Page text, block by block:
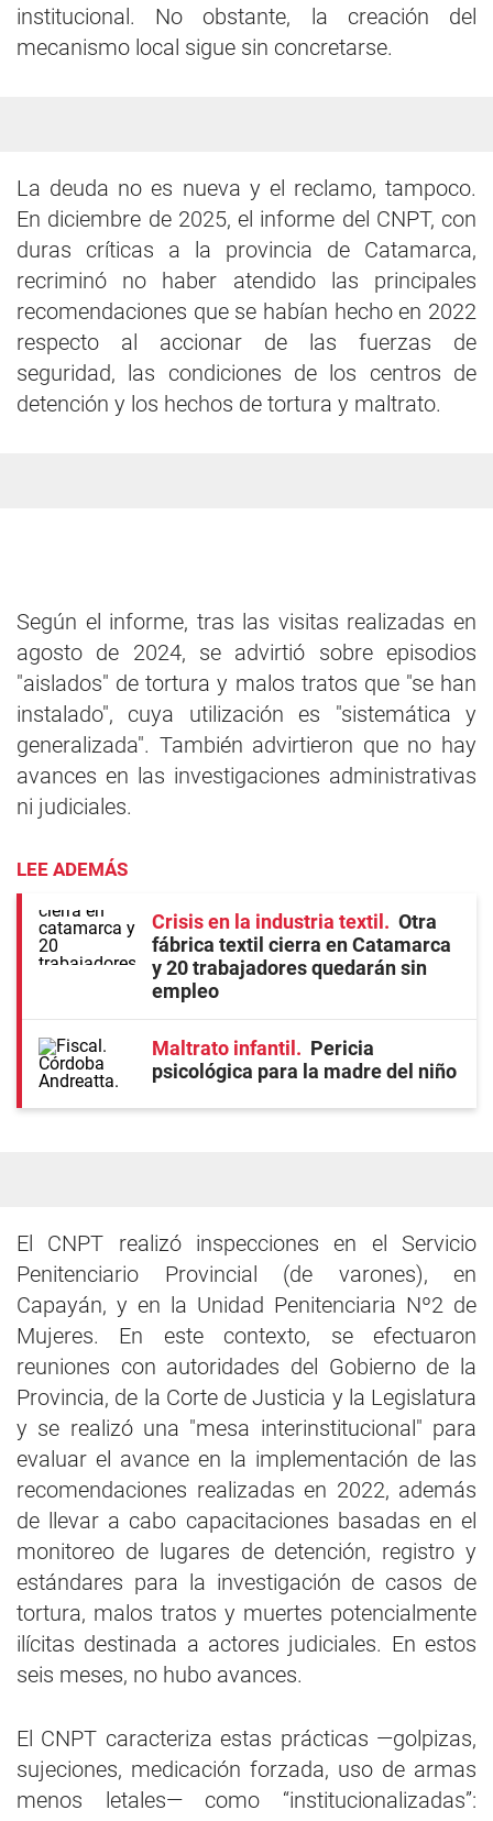
institucional. No obstante, la creación del
mecanismo local sigue sin concretarse.
La deuda no es nueva y el reclamo, tampoco.
En diciembre de 2025, el informe del CNPT, con
duras críticas a la provincia de Catamarca,
recriminó no haber atendido las principales
recomendaciones que se habían hecho en 2022
respecto al accionar de las fuerzas de
seguridad, las condiciones de los centros de
detención y los hechos de tortura y maltrato.
Según el informe, tras las visitas realizadas en
agosto de 2024, se advirtió sobre episodios
"aislados" de tortura y malos tratos que "se han
instalado", cuya utilización es "sistemática y
generalizada". También advirtieron que no hay
avances en las investigaciones administrativas
ni judiciales.
LEE ADEMÁS
Crisis en la industria textil
Otra
fábrica textil cierra en Catamarca
y 20 trabajadores quedarán sin
empleo
Maltrato infantil
Pericia
psicológica para la madre del niño
El CNPT realizó inspecciones en el Servicio
Penitenciario Provincial (de varones), en
Capayán, y en la Unidad Penitenciaria Nº2 de
Mujeres. En este contexto, se efectuaron
reuniones con autoridades del Gobierno de la
Provincia, de la Corte de Justicia y la Legislatura
y se realizó una "mesa interinstitucional" para
evaluar el avance en la implementación de las
recomendaciones realizadas en 2022, además
de llevar a cabo capacitaciones basadas en el
monitoreo de lugares de detención, registro y
estándares para la investigación de casos de
tortura, malos tratos y muertes potencialmente
ilícitas destinada a actores judiciales. En estos
seis meses, no hubo avances.
El CNPT caracteriza estas prácticas —golpizas,
sujeciones, medicación forzada, uso de armas
menos letales— como “institucionalizadas”: